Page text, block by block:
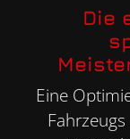
Die
Eine